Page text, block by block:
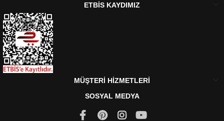
ETBİS KAYDIMIZ
MÜŞTERİ HİZMETLERİ
SOSYAL MEDYA